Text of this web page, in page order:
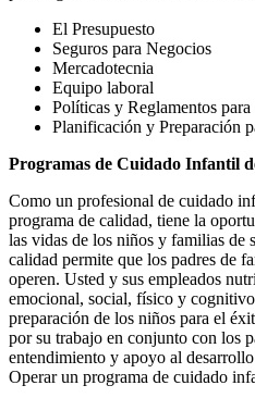
El Presupuesto
Seguros para Negocios
Mercadotecnia
Equipo laboral
Políticas y Reglamentos
Planificación y Preparación
Programas de Cuidado Infantil
Como un profesional de cuidado
programa de calidad, tiene la
las vidas de los niños y familias de
calidad permite que los padres de
operen. Usted y sus empleados
emocional, social, físico y
preparación de los niños para el
por su trabajo en conjunto con los
entendimiento y apoyo al
Operar un programa de cuidado